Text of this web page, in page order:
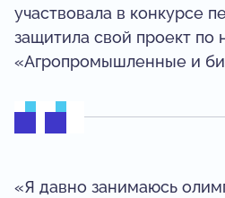
участвовала в конкурсе
защитила свой проект по
«Агропромышленные и
«Я давно занимаюсь